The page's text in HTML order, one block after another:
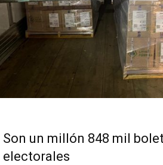
Son un millón 848 mil
electorales